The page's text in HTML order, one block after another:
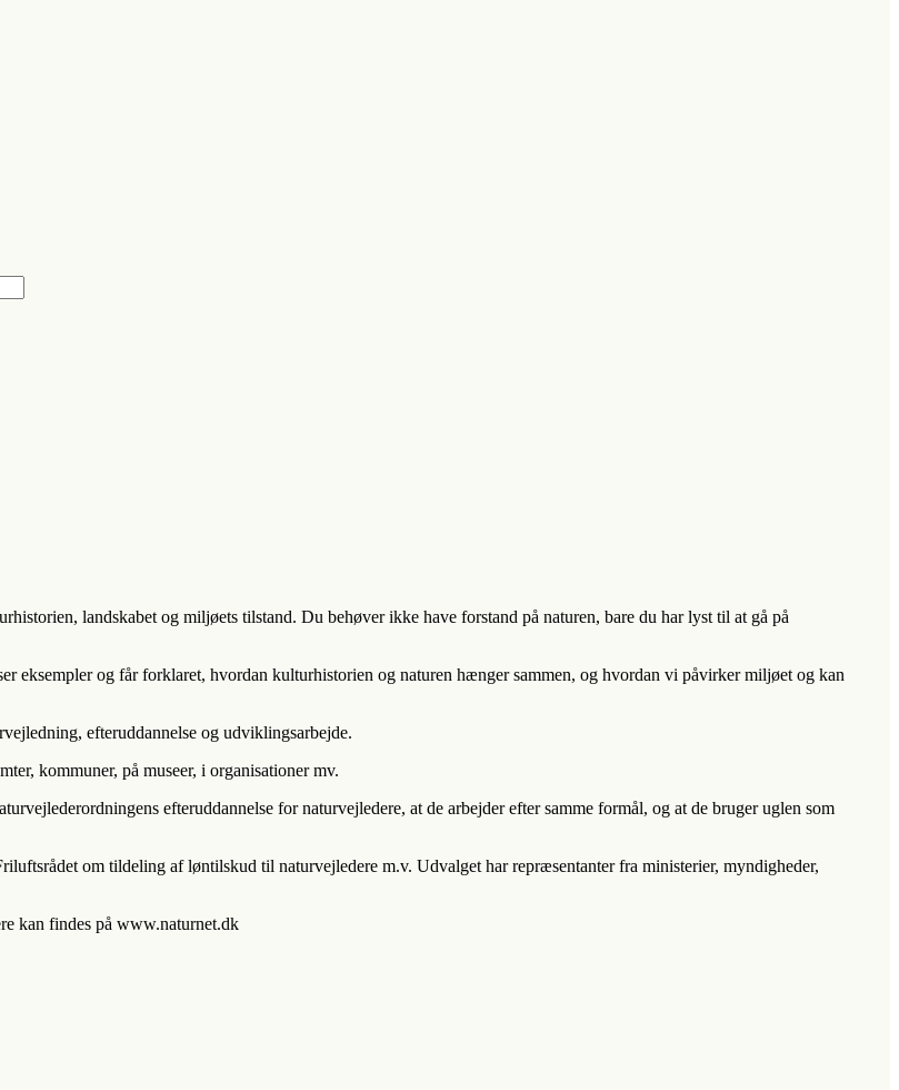
landskabet og miljøets tilstand. Du behøver ikke have forstand på naturen, bare du har lyst til at gå på
eksempler og får forklaret, hvordan kulturhistorien og naturen hænger sammen, og hvordan vi påvirker miljøet og kan
efteruddannelse og udviklingsarbejde.
kommuner, på museer, i organisationer mv.
efteruddannelse for naturvejledere, at de arbejder efter samme formål, og at de bruger uglen som
om tildeling af løntilskud til naturvejledere m.v. Udvalget har repræsentanter fra ministerier, myndigheder,
kan findes på www.naturnet.dk